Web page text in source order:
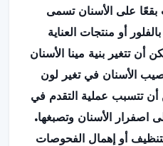
على الأسنان تسمى
أو منتجات العناية
أن تتغير بنية مينا الأسنان
الأسنان في تغير لون
أن تتسبب عملية التقدم في
اصفرار الأسنان وتصبغها.
أو إهمال الفحوصات